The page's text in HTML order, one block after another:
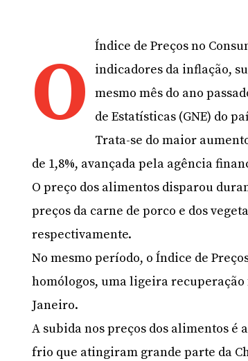
O
Índice de Preços no
indicadores da inflação,
mesmo mês do ano
de Estatísticas (GNE) do
Trata-se do maior
de 1,8%, avançada pela agência
O preço dos alimentos disparou
preços da carne de porco e dos
respectivamente.
No mesmo período, o Índice de
homólogos, uma ligeira recuperação
Janeiro.
A subida nos preços dos alimentos é
frio que atingiram grande parte da